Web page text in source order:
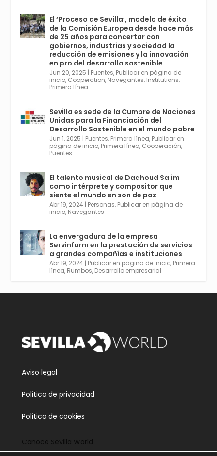
Avata
r
Sevilla World @worldsevilla ·
21 May 2024
Conoce a @mvbim, la empresa sevillana
que ha sido pionera en España en el uso de
la tecnología BIM para digitalizar e
industrializar la arquitectura y la
construcción. Ver su dimensión
internacional en el reportaje de
@juanluispavon1 en @elCorreoWeb :
https://tinyurl.com/yfa2h55p
2 6 Twitter
Avata
Sevilla World @worldsevilla ·
30 Abr 2024
Aprovéchalo si vives en Sevilla capital o
provincia. Curso gratuito en Internet de las
Cosas, Inteligencia Artificial y Smart Cities
plazo acaba el 2 de mayo. Dota de gran
empleabilidad. Ver y enlace a inscripción:
https://tinyurl.com/yu5xhwjr
El ‘Proceso de Sevilla’, modelo de éxito
de la Comisión Europea desde hace más
de 25 años para concertar con
gobiernos, industrias y sociedad la
reducción de emisiones y la innovación
en pro del desarrollo sostenible
Jun 20, 2025 | Puentes, Publicar en página de
inicio, Cooperation, Navegantes, Institutions,
Primera línea
Sevilla es sede de la Cumbre de Naciones
Unidas para la Financiación del
Desarrollo Sostenible en el mundo pobre
Jun 1, 2025 | Puentes, Primera línea, Publicar en
página de inicio, Primera línea, Cooperación,
Puentes
El talento musical de Daahoud Salim
como intérprete y compositor que
siente el mundo en son de paz
Abr 19, 2024 | Personas, Publicar en página de
inicio, Navegantes
La envergadura de la empresa
Servinform en la prestación de servicios
a grandes compañías e instituciones
Abr 19, 2024 | Publicar en página de inicio, Primera
línea, Rumbos, Desarrollo empresarial
Aviso legal
Política de privacidad
Política de cookies
Conoce Sevilla World